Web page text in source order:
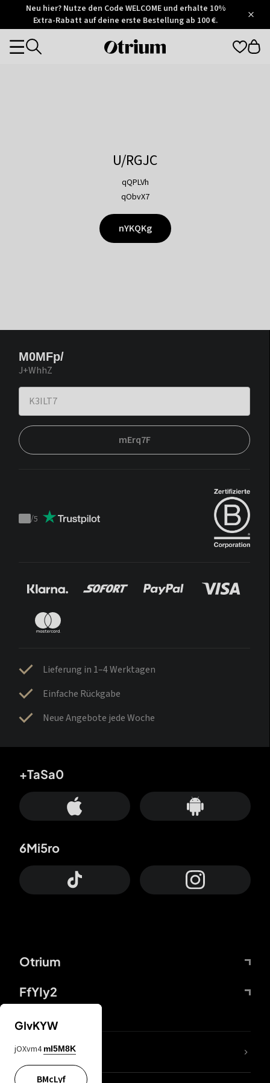
Otrium
Trustpilot
Neu hier? Nutze den Code WELCOME und erhalte 10%
Extra-Rabatt auf deine erste Bestellung ab 100 €.
Otrium
Categories
U/RGJC
qQPLVh
qObvX7
nYKQKg
M0MFp/
J+WhhZ
mErq7F
Trustpilot
/5
Lieferung in 1–4 Werktagen
Einfache Rückgabe
Neue Angebote jede Woche
Otrium
FfYIy2
+TaSa0
6Mi5ro
DDcvSo
GIvKYW
jOXvm4 mI5M8K
BMcLyf